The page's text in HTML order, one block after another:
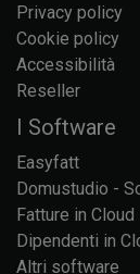
Privacy policy
Cookie policy
Accessibilità
Reseller
I Software
Easyfatt
Domustudio -
Fatture in Cloud
Dipendenti in
Altri software